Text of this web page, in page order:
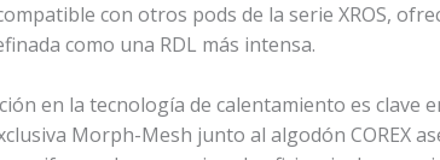
con otros pods de la serie XROS,
como una RDL más intensa.
en la tecnología de calentamiento es clave
Morph-Mesh junto al algodón COREX